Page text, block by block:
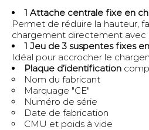
1 Attache centrale fixe en
Permet de réduire la hauteur,
chargement directement avec
1 Jeu de 3 suspentes fixes
Idéal pour accrocher le
Plaque d’identification
Nom du fabricant
Marquage "CE"
Numéro de série
Date de fabrication
CMU et poids à vide